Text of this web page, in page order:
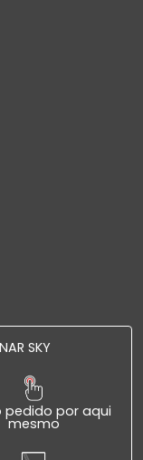
SKY
pedido por aqui
mesmo